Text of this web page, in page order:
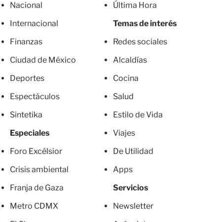
Nacional
Internacional
Finanzas
Ciudad de México
Deportes
Espectáculos
Sintetika
Especiales
Foro Excélsior
Crisis ambiental
Franja de Gaza
Metro CDMX
Última Hora
Temas de interés
Redes sociales
Alcaldías
Cocina
Salud
Estilo de Vida
Viajes
De Utilidad
Apps
Servicios
Newsletter